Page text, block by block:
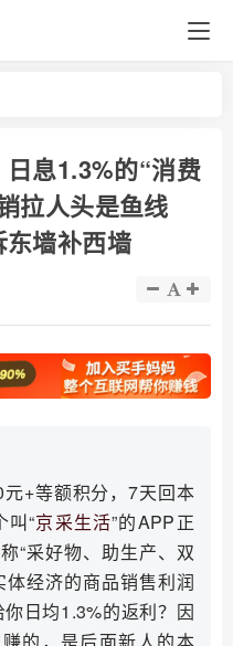
息1.3%的“消费
拉人头是鱼线
墙补西墙
+等额积分，7天回本
“京采生活”的APP正
“采好物、助生产、双
体经济的商品销售利润
日均1.3%的返利？因
的，是后面新人的本